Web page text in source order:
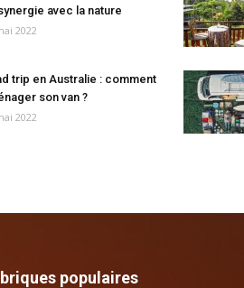
avec la nature
2022
trip en Australie : comment
son van ?
2022
populaires